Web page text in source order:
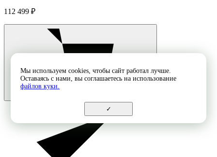
112 499 ₽
Мы используем cookies, чтобы сайт работал лучше.
Оставаясь с нами, вы соглашаетесь на использование
файлов куки.
✓